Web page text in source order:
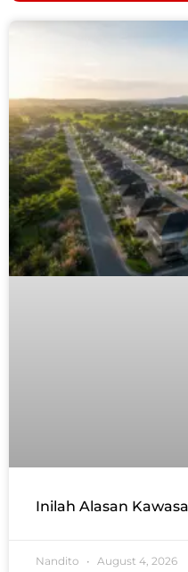
Inilah Alasan
Nandito August 4, 2026